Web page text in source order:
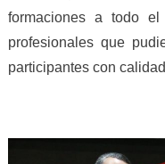
formaciones a todo
profesionales que
participantes con